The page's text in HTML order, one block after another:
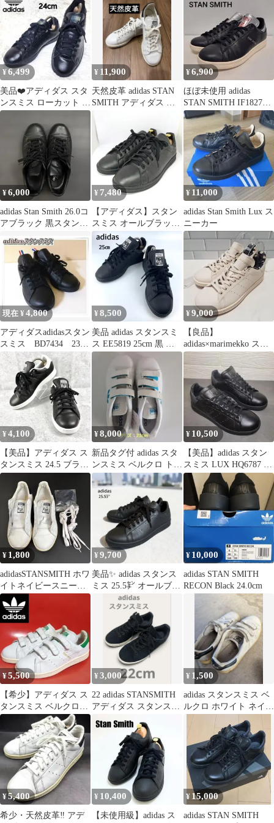
¥6,499
美品❤️アディダス スタ
ンスミス ローカット ス
ニーカー ブラック 24
¥ 11,900
天然皮革 adidas STAN
SMITH アディダス ス
¥6,900
ほぼ未使用 adidas
STAN SMITH IF1827
23.5cm
¥6,000
adidas Stan Smith 26.0コ
アブラック 黒スタンス
¥ 7,480
【アディダス】スタン
スミス オールブラック
FX5499 27,5cm
¥ 11,000
adidas Stan Smith Lux ス
ニーカー
現在 ¥4,800
アディダスadidasスタン
スミス BD7434 23.5
㎝
¥ 8,500
美品 adidas スタンスミ
ス EE5819 25cm 黒 定
番 人気 レザー
¥9,000
【良品】
adidas×marimekko スタ
ンスミス 24.5cm ウニッ
コ
¥4,100
【美品】アディダス ス
タンスミス 24.5 ブラッ
ク×ホワイト ID6116
¥8,000
新品タグ付 adidas スタ
ンスミス ベルクロ トレ
フォイル 23cm 箱付
¥ 10,500
【美品】adidas スタン
スミス LUX HQ6787 ブ
ラック 24.5cm
¥ 1,800
adidasSTANSMITH ホワ
イトネイビースニーカ
ー サイズ22.5
¥9,700
美品✨ adidas スタンス
ミス 25.5㌢ オールブラ
ック アディダス
¥ 10,000
adidas STAN SMITH
RECON Black 24.0cm
¥5,500
【希少】アディダス ス
タンスミス ベルクロ
AQ3191
¥3,000
22 adidas STANSMITH
アディダス スタンスミ
¥ 1,500
adidas スタンスミス ベ
ルクロ ホワイト ネイビ
¥5,400
希少・天然皮革‼️ アデ
¥ 10,400
【未使用級】adidas ス
¥ 15,000
adidas STAN SMITH